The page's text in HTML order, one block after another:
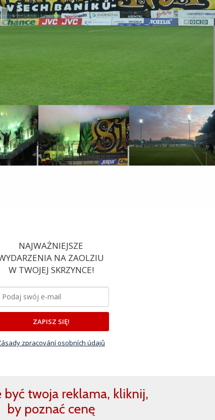
NAJWAŻNIEJSZE
NA ZAOLZIU
W TWOJEJ SKRZYNCE!
ZAPISZ SIĘ!
zpracování osobních údajů
być twoja reklama, kliknij,
by poznać cenę